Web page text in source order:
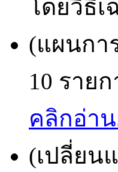
โดยวิธีเ
(แผนกา
10 ราย
คลิกอ่าน
(เปลี่ยน